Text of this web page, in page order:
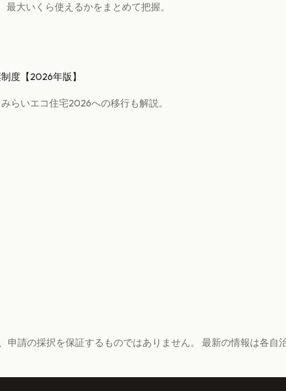
大いくら使えるかをまとめて把握。
度【2026年版】
らいエコ住宅2026への移行も解説。
請の採択を保証するものではありません。 最新の情報は各